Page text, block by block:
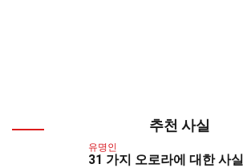
추천 사실
유명인
31 가지 오로라에 대한 사실